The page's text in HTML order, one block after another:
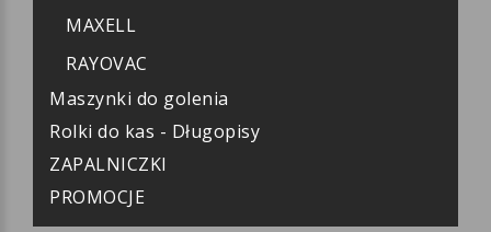
MAXELL
RAYOVAC
Maszynki do golenia
Rolki do kas - Długopisy
ZAPALNICZKI
PROMOCJE